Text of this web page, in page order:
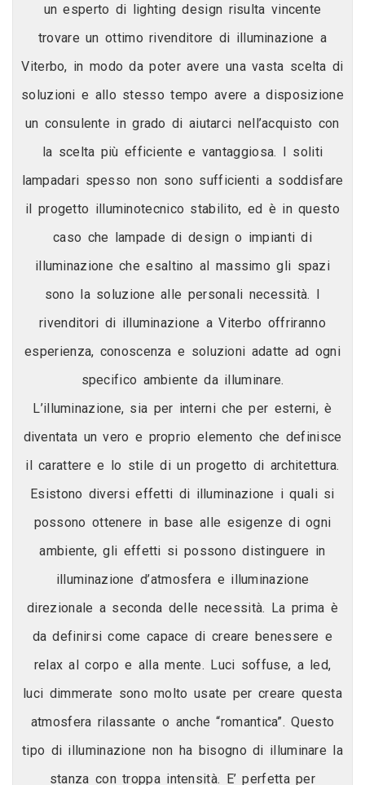
un esperto di lighting design risulta vincente
trovare un ottimo rivenditore di illuminazione a
Viterbo, in modo da poter avere una vasta scelta di
soluzioni e allo stesso tempo avere a disposizione
un consulente in grado di aiutarci nell’acquisto con
la scelta più efficiente e vantaggiosa. I soliti
lampadari spesso non sono sufficienti a soddisfare
il progetto illuminotecnico stabilito, ed è in questo
caso che lampade di design o impianti di
illuminazione che esaltino al massimo gli spazi
sono la soluzione alle personali necessità. I
rivenditori di illuminazione a Viterbo offriranno
esperienza, conoscenza e soluzioni adatte ad ogni
specifico ambiente da illuminare.
L’illuminazione, sia per interni che per esterni, è
diventata un vero e proprio elemento che definisce
il carattere e lo stile di un progetto di architettura.
Esistono diversi effetti di illuminazione i quali si
possono ottenere in base alle esigenze di ogni
ambiente, gli effetti si possono distinguere in
illuminazione d’atmosfera e illuminazione
direzionale a seconda delle necessità. La prima è
da definirsi come capace di creare benessere e
relax al corpo e alla mente. Luci soffuse, a led,
luci dimmerate sono molto usate per creare questa
atmosfera rilassante o anche “romantica”. Questo
tipo di illuminazione non ha bisogno di illuminare la
stanza con troppa intensità. E’ perfetta per